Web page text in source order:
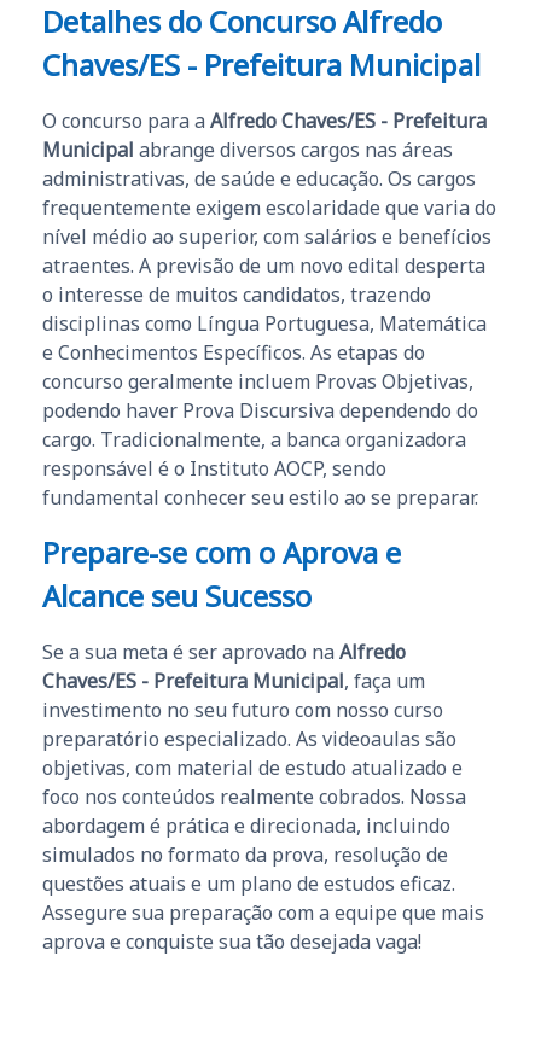
Detalhes do Concurso Alfredo
Chaves/ES - Prefeitura Municipal
O concurso para a Alfredo Chaves/ES - Prefeitura
Municipal abrange diversos cargos nas áreas
administrativas, de saúde e educação. Os cargos
frequentemente exigem escolaridade que varia do
nível médio ao superior, com salários e benefícios
atraentes. A previsão de um novo edital desperta
o interesse de muitos candidatos, trazendo
disciplinas como Língua Portuguesa, Matemática
e Conhecimentos Específicos. As etapas do
concurso geralmente incluem Provas Objetivas,
podendo haver Prova Discursiva dependendo do
cargo. Tradicionalmente, a banca organizadora
responsável é o Instituto AOCP, sendo
fundamental conhecer seu estilo ao se preparar.
Prepare-se com o Aprova e
Alcance seu Sucesso
Se a sua meta é ser aprovado na Alfredo
Chaves/ES - Prefeitura Municipal, faça um
investimento no seu futuro com nosso curso
preparatório especializado. As videoaulas são
objetivas, com material de estudo atualizado e
foco nos conteúdos realmente cobrados. Nossa
abordagem é prática e direcionada, incluindo
simulados no formato da prova, resolução de
questões atuais e um plano de estudos eficaz.
Assegure sua preparação com a equipe que mais
aprova e conquiste sua tão desejada vaga!